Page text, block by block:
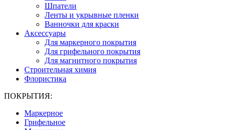
Шпатели
Ленты и укрывные пленки
Ванночки для краски
Аксессуары
Для маркерного покрытия
Для грифельного покрытия
Для магнитного покрытия
Строительная химия
Флористика
ПОКРЫТИЯ:
Маркерное
Грифельное